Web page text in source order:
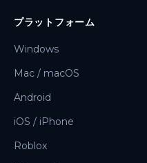
プラットフォーム
Windows
Mac / macOS
Android
iOS / iPhone
Roblox